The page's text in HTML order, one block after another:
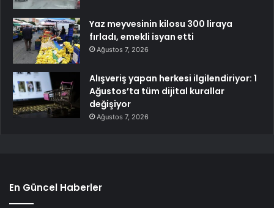
Yaz meyvesinin kilosu 300 liraya
fırladı, emekli isyan etti
Ağustos 7, 2026
Alışveriş yapan herkesi ilgilendiriyor: 1
Ağustos’ta tüm dijital kurallar
değişiyor
Ağustos 7, 2026
En Güncel Haberler